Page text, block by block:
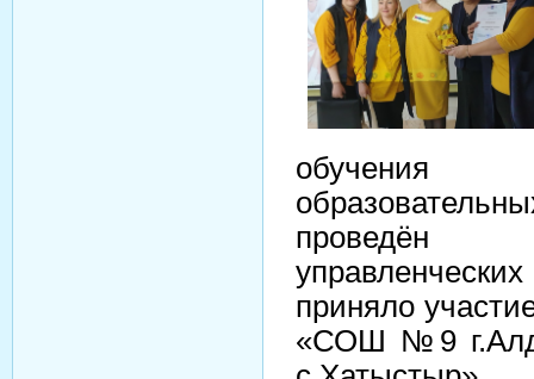
обучения
проведён
приняло
«СОШ №9